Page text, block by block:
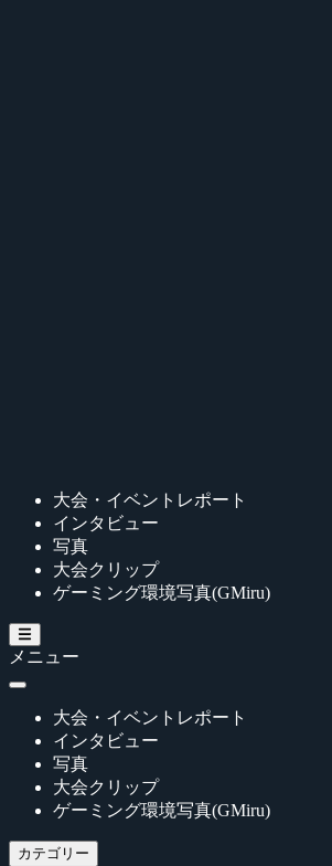
大会・イベントレポート
インタビュー
写真
大会クリップ
ゲーミング環境写真(GMiru)
メニュー
大会・イベントレポート
インタビュー
写真
大会クリップ
ゲーミング環境写真(GMiru)
カテゴリー